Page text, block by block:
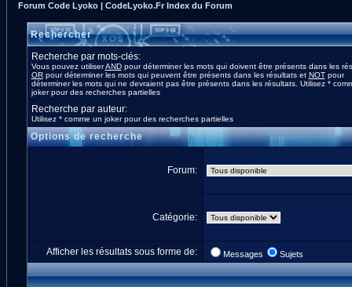
Forum Code Lyoko | CodeLyoko.Fr Index du Forum
Rechercher
Recherche par mots-clés:
Vous pouvez utiliserANDpour déterminer les mots qui doivent être présents dans les
ORpour déterminer les mots qui peuvent être présents dans les résultats et NOTpour
déterminer les mots qui ne devraient pas être présents dans les résultats. Utilisez *
joker pour des recherches partielles
Recherche par auteur:
Utilisez * comme un joker pour des recherches partielles
Options de recherche
Forum:
Catégorie:
Afficher les résultats sous forme de: Messages Sujets